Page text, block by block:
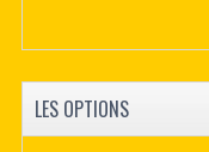
LES OPTIONS